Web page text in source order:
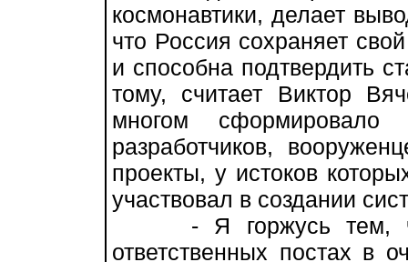
космонавтики, делает
что Россия сохраняет
и способна подтвердить
тому, считает Виктор
многом сформировало
разработчиков,
проекты, у истоков
участвовал в создании
- Я горжусь тем,
ответственных постах в